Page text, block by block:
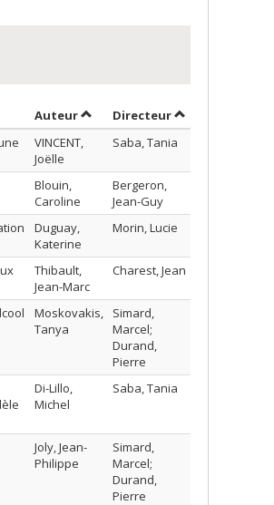
AuteurTrier par auteur en ordre
Directeurpar
VINCENT,
Joëlle
Saba, Tania
Blouin,
Caroline
Bergeron,
Jean-Guy
Duguay,
Katerine
Morin, Lucie
Thibault,
Jean-Marc
Charest, Jean
Moskovakis,
Tanya
Simard,
Marcel;
Durand,
Pierre
Di-Lillo,
Michel
Saba, Tania
Joly, Jean-
Philippe
Simard,
Marcel;
Durand,
Pierre